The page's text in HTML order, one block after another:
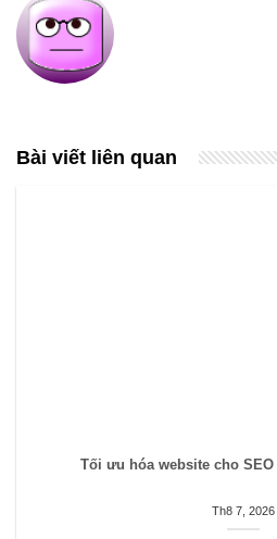
Bài viết liên quan
Tối ưu hóa website cho
Th8 7, 2026